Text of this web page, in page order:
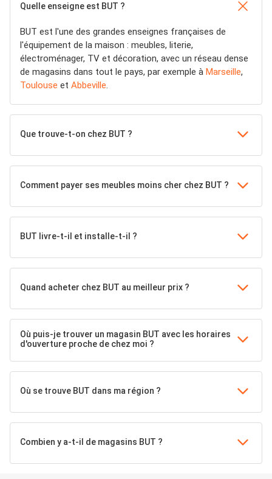
Quelle enseigne est BUT ?
BUT est l'une des grandes enseignes françaises de
l'équipement de la maison : meubles, literie,
électroménager, TV et décoration, avec un réseau dense
de magasins dans tout le pays, par exemple à Marseille,
Toulouse et Abbeville.
Que trouve-t-on chez BUT ?
Comment payer ses meubles moins cher chez BUT ?
BUT livre-t-il et installe-t-il ?
Quand acheter chez BUT au meilleur prix ?
Où puis-je trouver un magasin BUT avec les horaires
d'ouverture proche de chez moi ?
Où se trouve BUT dans ma région ?
Combien y a-t-il de magasins BUT ?